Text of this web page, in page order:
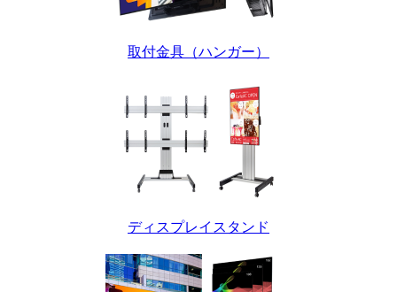
取付金具（ハンガー）
ディスプレイスタンド